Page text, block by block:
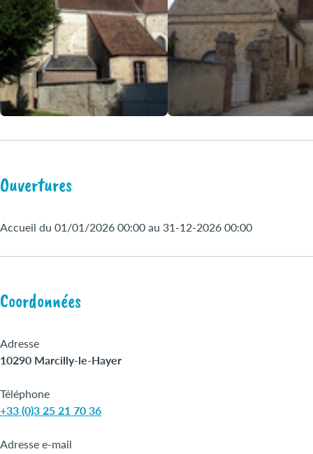
Ouvertures
Accueil du 01/01/2026 00:00 au 31-12-2026 00:00
Coordonnées
Adresse
10290 Marcilly-le-Hayer
Téléphone
+33 (0)3 25 21 70 36
Adresse e-mail